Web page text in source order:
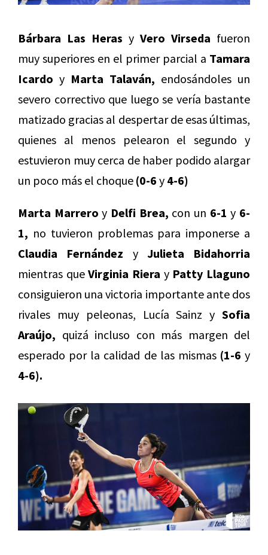
Bárbara Las Heras y Vero Virseda fueron
muy superiores en el primer parcial a Tamara
Icardo y Marta Talaván, endosándoles un
severo correctivo que luego se vería bastante
matizado gracias al despertar de esas últimas,
quienes al menos pelearon el segundo y
estuvieron muy cerca de haber podido alargar
un poco más el choque (0-6 y 4-6)
Marta Marrero y Delfi Brea, con un 6-1 y 6-
1, no tuvieron problemas para imponerse a
Claudia Fernández y Julieta Bidahorria
mientras queVirginia Riera y Patty Llaguno
consiguieron una victoria importante ante dos
rivales muy peleonas, Lucía Sainz y Sofia
Araújo, quizá incluso con más margen del
esperado por la calidad de las mismas (1-6 y
4-6).